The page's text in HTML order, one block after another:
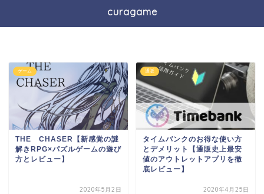
curagame
ゲーム
THE CHASER【新感覚の謎
解きRPG×パズルゲームの遊び
方とレビュー】
2020年5月2日
通販
タイムバンクのお得な使い方
とデメリット【通販史上最安
値のアウトレットアプリを徹
底レビュー】
2020年4月25日